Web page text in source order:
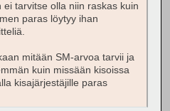
tarvitse olla niin raskas kuin
paras löytyy ihan
mitään SM-arvoa tarvii ja
kuin missään kisoissa
kisajärjestäjille paras